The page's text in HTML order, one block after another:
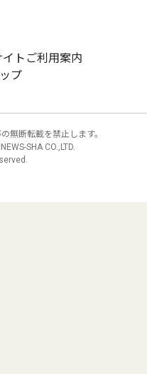
イトご利用案内
プ
無断転載を禁止します。
SHA CO.,LTD.